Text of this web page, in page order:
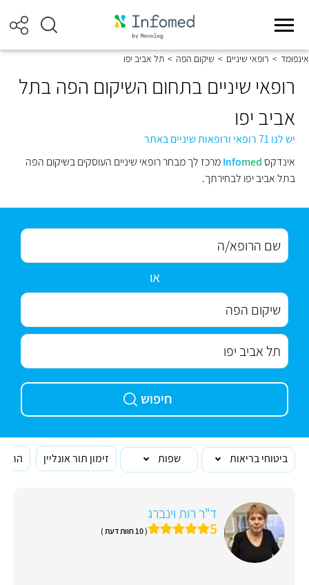
אינפומד > רופאי שיניים > שיקום הפה > תל אביב יפו
רופאי שיניים בתחום השיקום הפה בתל
אביב יפו
יש לנו 71 רופאי ורופאות שיניים באתר
אינדקס
Infomed
מרכז לך מבחר רופאי שיניים העוסקים בשיקום הפה
בתל אביב יפו לבחירתך.
או
חיפוש
ביטוחי בריאות שפות זימון תור אונליין
ד"ר רות וינברג
5 ( 10 חוות דעת )